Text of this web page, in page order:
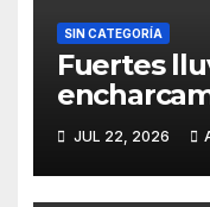
SIN CATEGORÍA
Fuertes
un árbol,
Acapulco
JUL 22, 2026